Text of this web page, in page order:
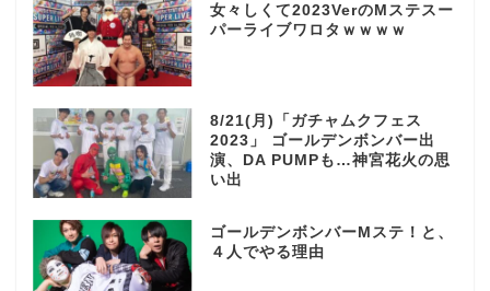
女々しくて2023VerのMステスー
パーライブワロタｗｗｗｗ
8/21(月)「ガチャムクフェス
2023」 ゴールデンボンバー出
演、DA PUMPも…神宮花火の思
い出
ゴールデンボンバーMステ！と、
４人でやる理由